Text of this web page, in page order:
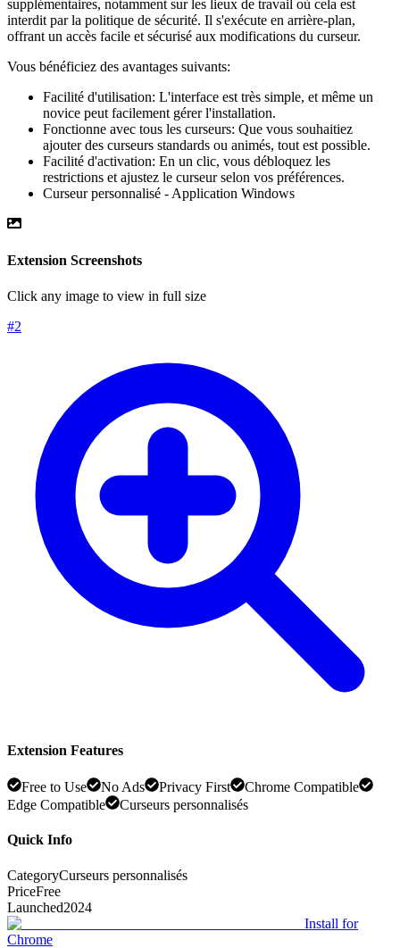
supplémentaires, notamment sur les lieux de travail où cela est
interdit par la politique de sécurité. Il s'exécute en arrière-plan,
offrant un accès facile et sécurisé aux modifications du curseur.
Vous bénéficiez des avantages suivants:
Facilité d'utilisation: L'interface est très simple, et même un
novice peut facilement gérer l'installation.
Fonctionne avec tous les curseurs: Que vous souhaitiez
ajouter des curseurs standards ou animés, tout est possible.
Facilité d'activation: En un clic, vous débloquez les
restrictions et ajustez le curseur selon vos préférences.
Curseur personnalisé - Application Windows
Extension Screenshots
Click any image to view in full size
#2
Extension Features
Free to Use No Ads Privacy First
Chrome Compatible
Edge Compatible
Curseurs personnalisés
Quick Info
CategoryCurseurs personnalisés
PriceFree
Launched2024
Install for
Chrome